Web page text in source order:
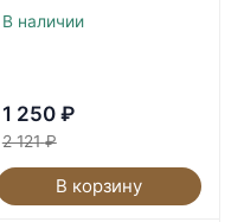
В наличии
1 250 ₽
2 121 ₽
В корзину